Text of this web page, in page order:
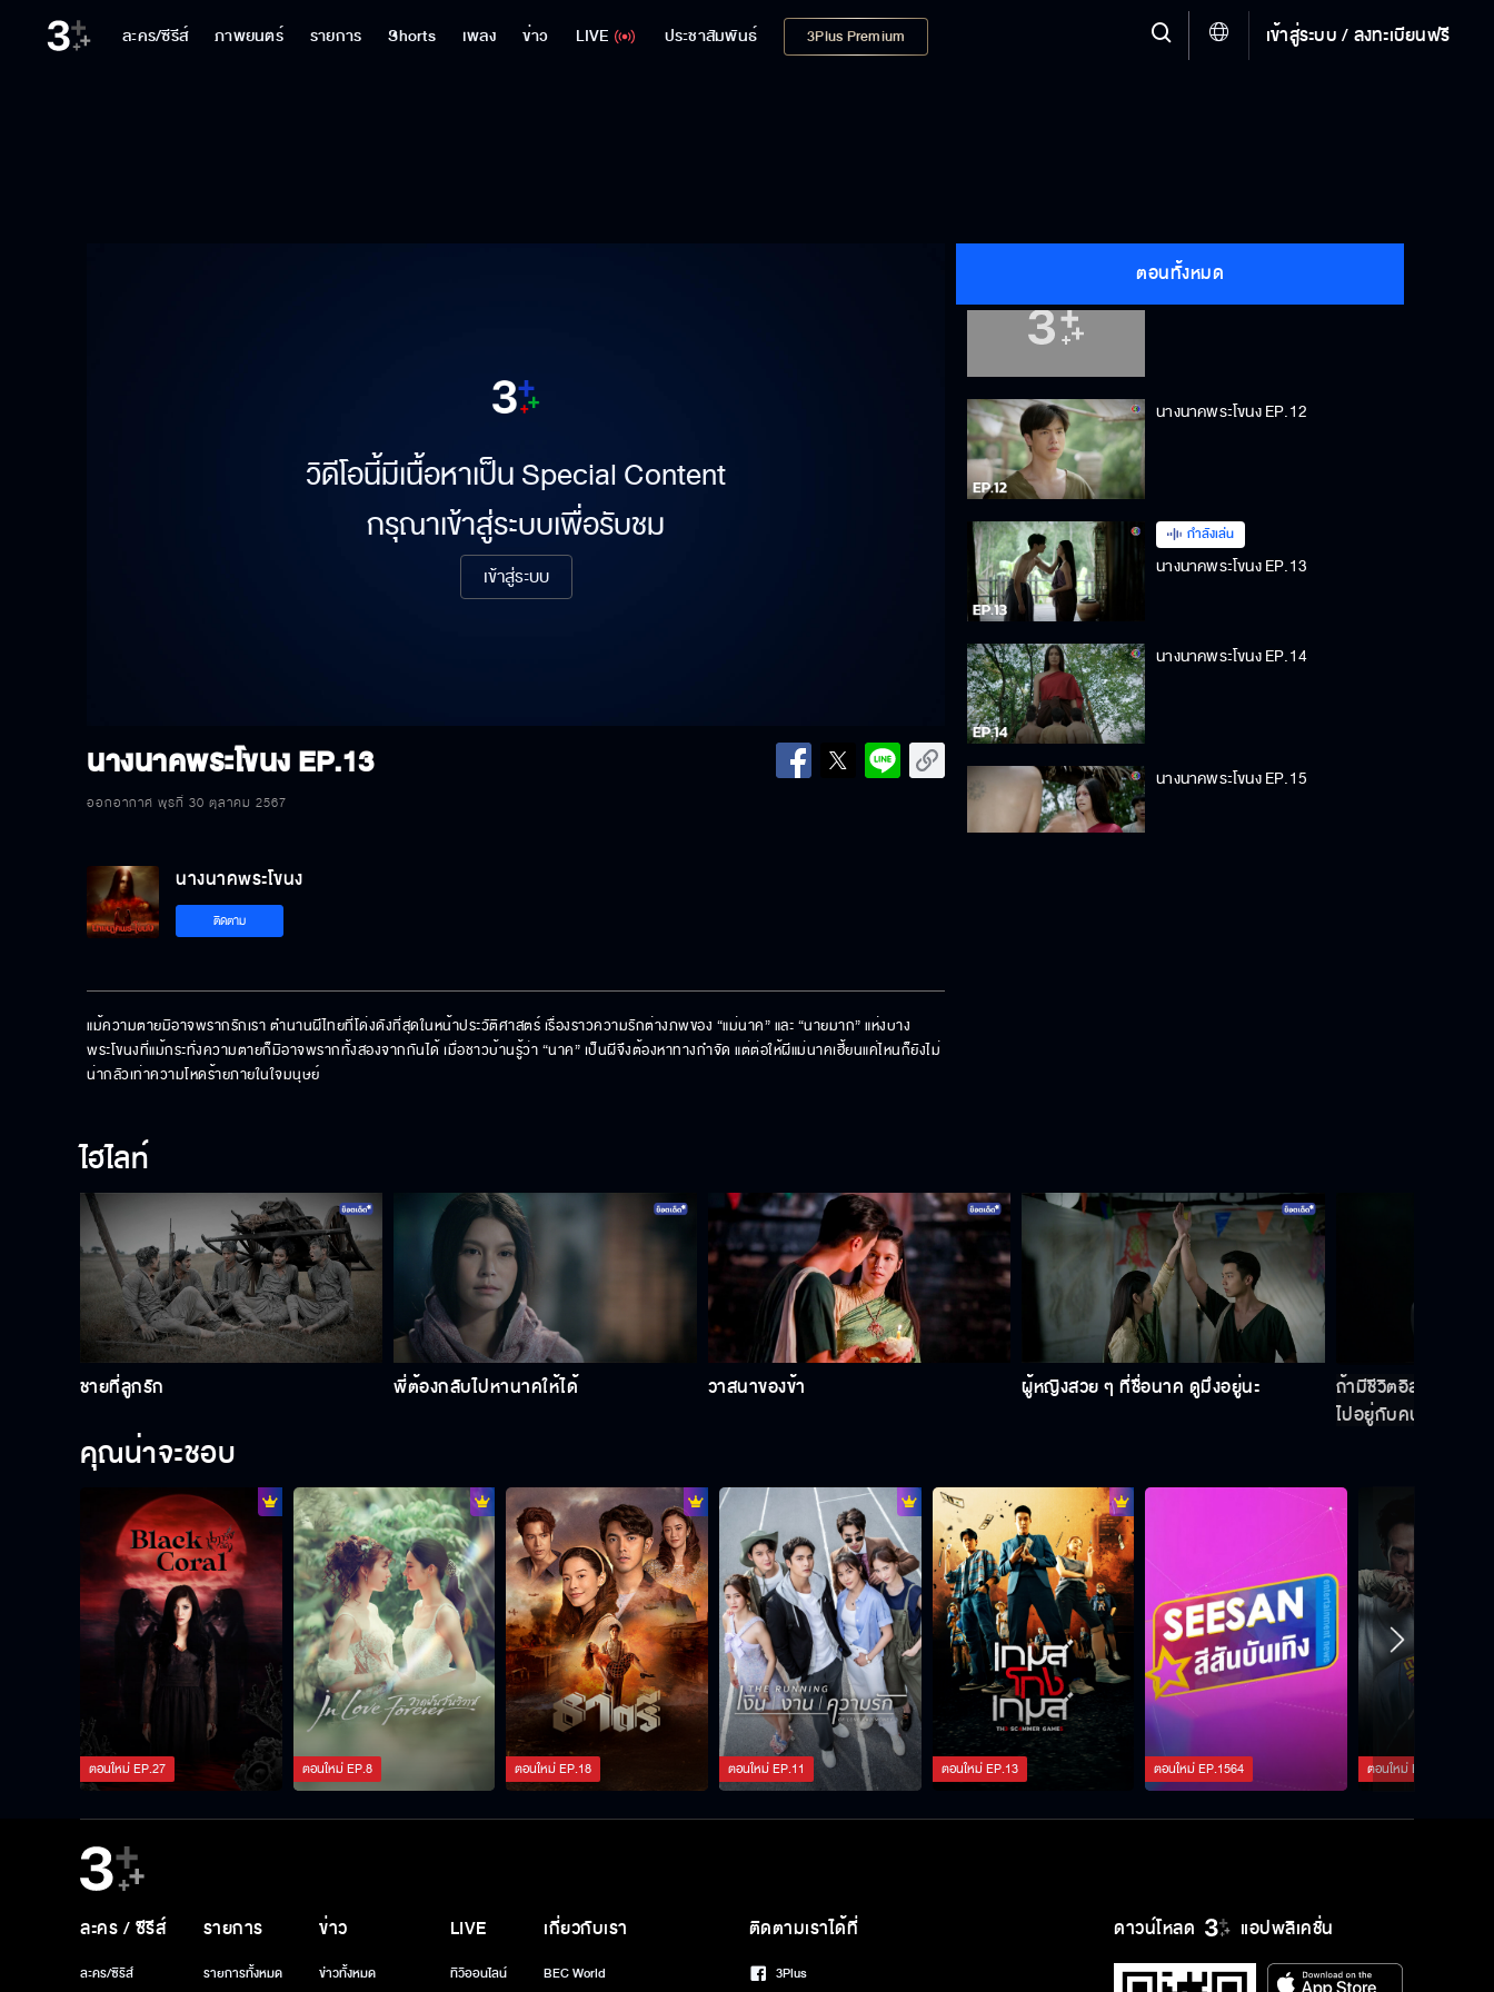
ละคร/ซีรีส์ ภาพยนตร์ รายการ Shorts เพลง ข่าว LIVE ประชาสัมพันธ์ 3Plus Premium เข้าสู่ระบบ / ลงทะเบียนฟรี
วิดีโอนี้มีเนื้อหาเป็น Special Content
กรุณาเข้าสู่ระบบเพื่อรับชม
เข้าสู่ระบบ
นางนาคพระโขนงEP.13
ออกอากาศ พุธที่ 30 ตุลาคม 2567
ตอนทั้งหมด
นางนาคพระโขนง EP.9
นางนาคพระโขนง EP.12
กำลังเล่น
นางนาคพระโขนง EP.13
นางนาคพระโขนง EP.14
นางนาคพระโขนง EP.15
นางนาคพระโขนง EP.19
นางนาคพระโขนง EP.20
นางนาคพระโขนง EP.22
นางนาคพระโขนง EP.23
นางนาคพระโขนง
ติดตาม
แม้ความตายมิอาจพรากรักเรา ตํานานผีไทยที่โด่งดังที่สุดในหน้าประวัติศาสตร์ เรื่องราวความรักต่างภพของ “แม่นาค” และ “นายมาก” แห่งบาง
พระโขนงที่แม้กระทั่งความตายก็มิอาจพรากทั้งสองจากกันได้ เมื่อชาวบ้านรู้ว่า “นาค” เป็นผีจึงต้องหาทางกําจัด แต่ต่อให้ผีแม่นาคเฮี้ยนแค่ไหนก็ยังไม่
น่ากลัวเท่าความโหดร้ายภายในใจมนุษย์
ไฮไลท์
ชายที่ลูกรัก พี่ต้องกลับไปหานาคให้ได้ วาสนาของข้า ผู้หญิงสวย ๆ ที่ชื่อนาค ดูมึงอยู่นะ
ถ้ามีชีวิตอิสระเหมือ
ไปอยู่กับคนที่ฉันรัก
คุณน่าจะชอบ
ตอนใหม่EP.27 ตอนใหม่EP.8 ตอนใหม่EP.18 ตอนใหม่EP.11 ตอนใหม่EP.13 ตอนใหม่EP.1564 ตอนใหม่EP.
ดาวน์โหลด แอปพลิเคชั่น
ละคร / ซีรีส์
ละคร/ซีรีส์
รายการ
รายการทั้งหมด
ข่าว
ข่าวทั้งหมด
LIVE
ทีวีออนไลน์
เกี่ยวกับเรา
BEC World
ติดตามเราได้ที่
3Plus